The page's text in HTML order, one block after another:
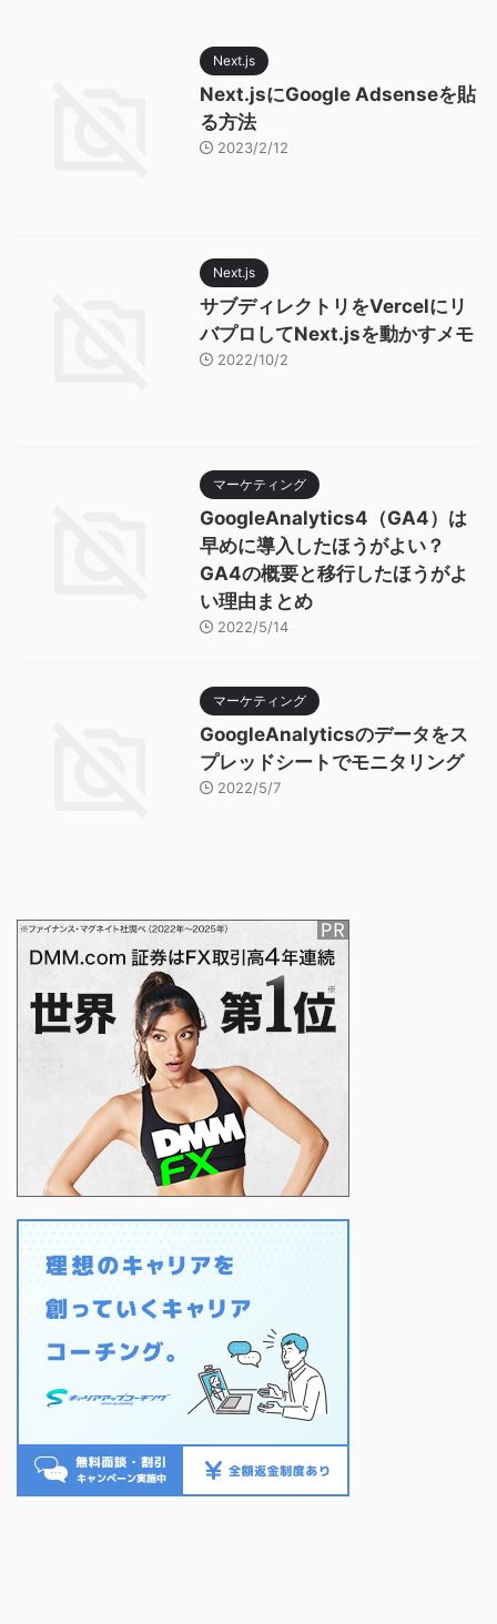
Next.js
Next.jsにGoogle Adsenseを貼
る方法
2023/2/12
Next.js
サブディレクトリをVercelにリ
バプロしてNext.jsを動かすメモ
2022/10/2
マーケティング
GoogleAnalytics4（GA4）は
早めに導入したほうがよい？
GA4の概要と移行したほうがよ
い理由まとめ
2022/5/14
マーケティング
GoogleAnalyticsのデータをス
プレッドシートでモニタリング
2022/5/7